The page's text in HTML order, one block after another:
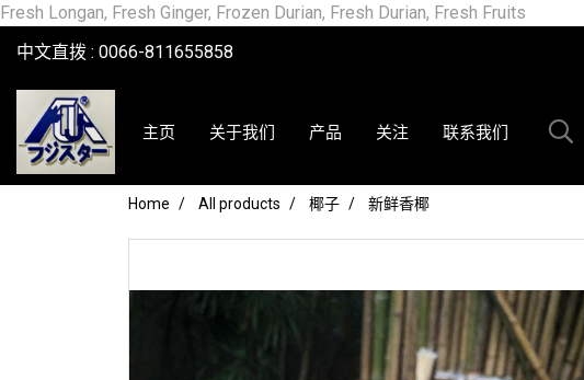
Fresh Longan, Fresh Ginger, Frozen Durian, Fresh Durian, Fresh Fruits
中文直拨 : 0066-811655858
主页 关于我们 产品 关注 联系我们
Home All products 椰子 新鲜香椰